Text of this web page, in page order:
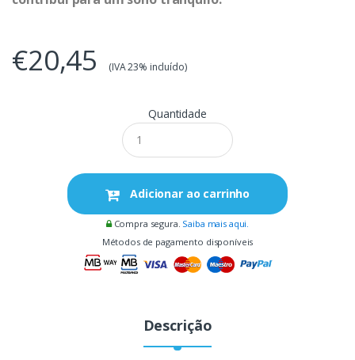
€20,45 (IVA 23% incluído)
Quantidade
Adicionar ao carrinho
Compra segura. Saiba mais aqui.
Métodos de pagamento disponíveis
Descrição